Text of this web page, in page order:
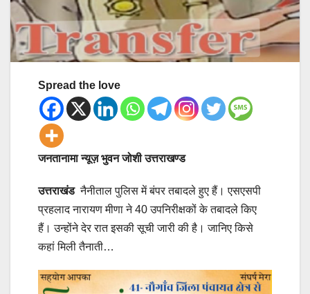
Spread the love
जनतानामा न्यूज़ भुवन जोशी उत्तराखण्ड
उत्तराखंडनैनीताल पुलिस में बंपर तबादले हुए हैं। एसएसपी
प्रहलाद नारायण मीणा ने 40 उपनिरीक्षकों के तबादले किए
हैं। उन्होंने देर रात इसकी सूची जारी की है। जानिए किसे
कहां मिली तैनाती…